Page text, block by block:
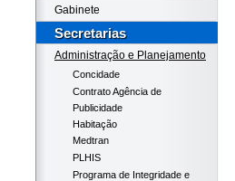
Gabinete
Secretarias
Administração e Planejamento
Concidade
Contrato Agência de
Publicidade
Habitação
Medtran
PLHIS
Programa de Integridade e